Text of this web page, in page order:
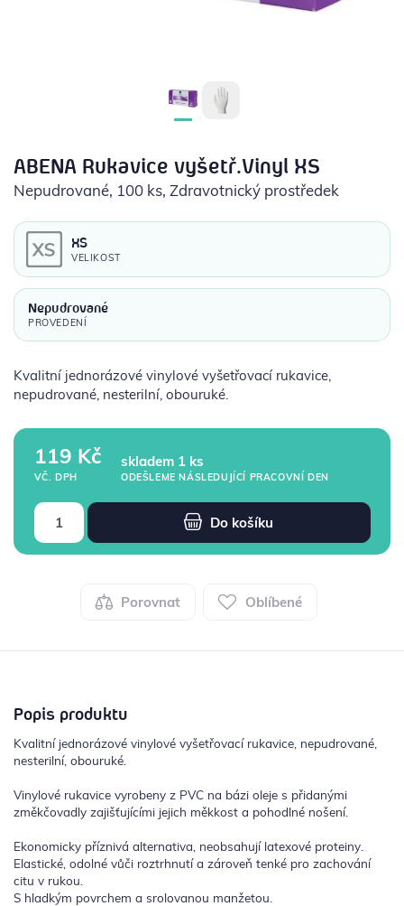
OCHRANNÉ POMŮCKY
ABENA Rukavice vyšetř.Vinyl XS
Nepudrované, 100 ks, Zdravotnický prostředek
XS
VELIKOST
Nepudrované
PROVEDENÍ
Kvalitní jednorázové vinylové vyšetřovací rukavice,
nepudrované, nesterilní, obouruké.
119 Kč
VČ. DPH
skladem 1 ks
ODEŠLEME NÁSLEDUJÍCÍ PRACOVNÍ DEN
Do košíku
Porovnat Oblíbené
Popis produktu
Kvalitní jednorázové vinylové vyšetřovací rukavice, nepudrované,
nesterilní, obouruké.
Vinylové rukavice vyrobeny z PVC na bázi oleje s přidanými
změkčovadly zajišťujícími jejich měkkost a pohodlné nošení.
Ekonomicky příznivá alternativa, neobsahují latexové proteiny.
Elastické, odolné vůči roztrhnutí a zároveň tenké pro zachování
citu v rukou.
S hladkým povrchem a srolovanou manžetou.